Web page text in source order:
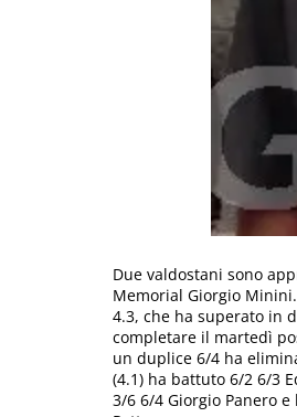
Due valdostani sono
Memorial Giorgio
4.3, che ha superato in
completare il martedì
un duplice 6/4 ha
(4.1) ha battuto 6/2 6/3
3/6 6/4 Giorgio Panero